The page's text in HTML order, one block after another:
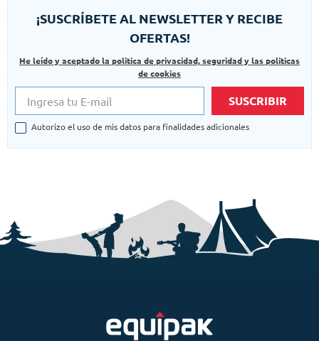
¡SUSCRÍBETE AL NEWSLETTER Y RECIBE
OFERTAS!
He leído y aceptado la politica de privacidad, seguridad y las politicas
de cookies
SUSCRIBIR
Autorizo el uso de mis datos para finalidades adicionales